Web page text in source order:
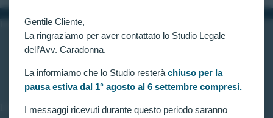
Gentile Cliente,
La ringraziamo per aver contattato lo Studio Legale
dell’Avv. Caradonna.
La informiamo che lo Studio resterà chiuso per la
pausa estiva dal 1° agosto al 6 settembre compresi.
I messaggi ricevuti durante questo periodo saranno
INFORMAZIONI
Home
Chi siamo
LINK UTILI